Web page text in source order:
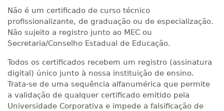
Não é um certificado de curso técnico
profissionalizante, de graduação ou de especialização.
Não sujeito a registro junto ao MEC ou
Secretaria/Conselho Estadual de Educação.
Todos os certificados recebem um registro (assinatura
digital) único junto à nossa instituição de ensino.
Trata-se de uma sequência alfanumérica que permite
a validação de qualquer certificado emitido pela
Universidade Corporativa e impede a falsificação de